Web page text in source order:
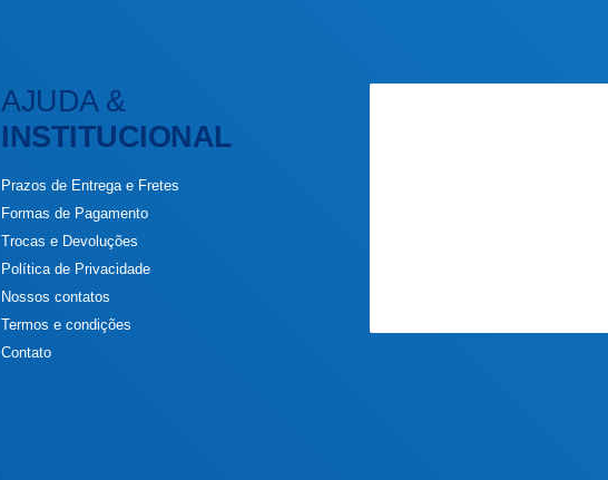
AJUDA &
INSTITUCIONAL
Prazos de Entrega e Fretes
Formas de Pagamento
Trocas e Devoluções
Política de Privacidade
Nossos contatos
Termos e condições
Contato